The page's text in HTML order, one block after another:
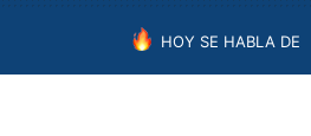
HOY SE HABLA DE